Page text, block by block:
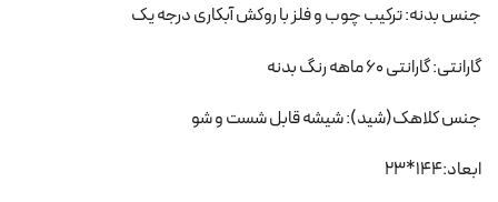
جنس بدنه: ترکیب چوب و فلز با روکش آبکاری درجه یک
گارانتی: گارانتی 60 ماهه رنگ بدنه
جنس کلاهک(شید): شیشه قابل شست و شو
ابعاد:144*23